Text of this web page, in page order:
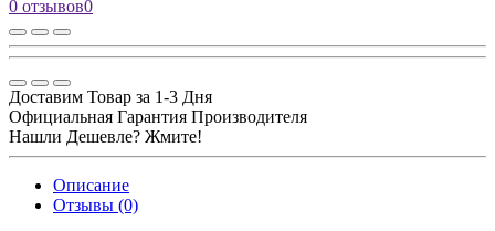
0 отзывов0
Доставим Товар за 1-3 Дня
Официальная Гарантия Производителя
Нашли Дешевле? Жмите!
Описание
Отзывы (0)